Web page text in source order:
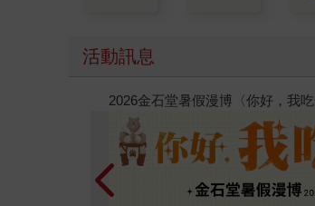
活動訊息
春光ｘ奇幻基地｜全書系展